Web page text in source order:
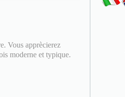
Vous apprècierez
moderne et typique.